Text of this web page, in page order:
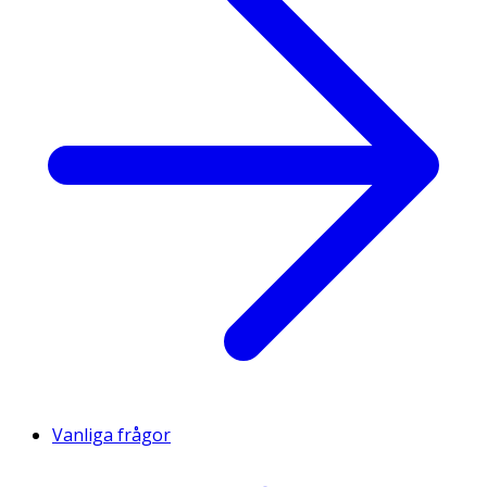
Vanliga frågor